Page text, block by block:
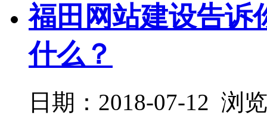
福田网站建设告诉
什么？
日期：2018-07-12 浏